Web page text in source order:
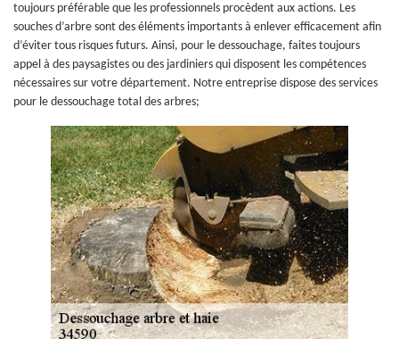
toujours préférable que les professionnels procèdent aux actions. Les
souches d’arbre sont des éléments importants à enlever efficacement afin
d’éviter tous risques futurs. Ainsi, pour le dessouchage, faites toujours
appel à des paysagistes ou des jardiniers qui disposent les compétences
nécessaires sur votre département. Notre entreprise dispose des services
pour le dessouchage total des arbres;